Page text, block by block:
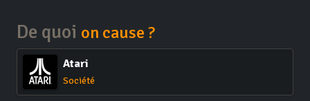
De quoi on cause ?
Atari
Société